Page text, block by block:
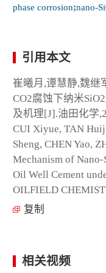
phase corrosion;nano-
引用本文
崔曦月,谭慧静,魏继
CO2腐蚀下纳米SiO2
及机理[J].油田化学
CUI Xiyue, TAN
Sheng, CHEN Yao,
Mechanism of Nano-
Oil Well Cement
OILFIELD
复制
相关视频